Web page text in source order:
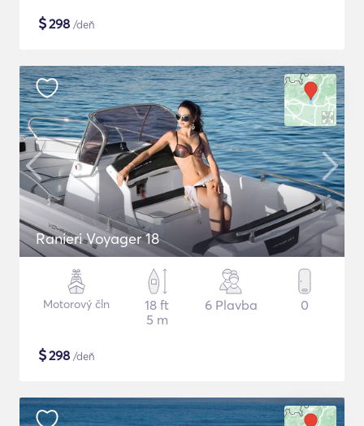
$298 /deň
Ranieri Voyager 18
Motorový čln
18 ft
5 m
6 Plavba 0
$298 /deň